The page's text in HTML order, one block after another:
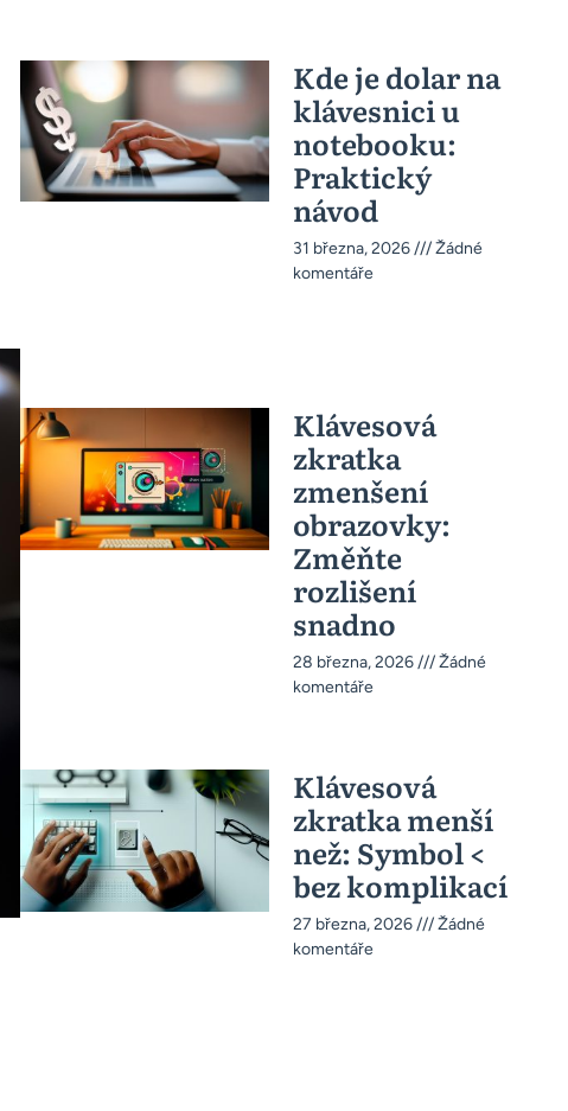
Kde je dolar na
klávesnici u
notebooku:
Praktický
návod
31 března, 2026
Žádné
komentáře
Klávesová
zkratka
zmenšení
obrazovky:
Změňte
rozlišení
snadno
28 března, 2026
Žádné
komentáře
Klávesová
zkratka menší
než: Symbol <
bez komplikací
27 března, 2026
Žádné
komentáře